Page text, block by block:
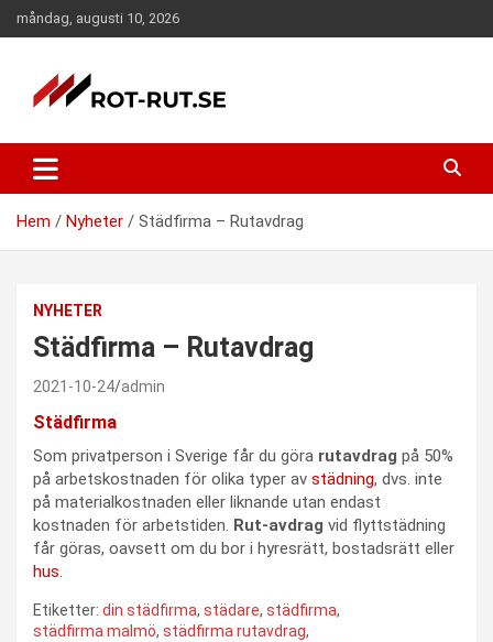
Hoppa
till
måndag, augusti 10, 2026
ROT-RUT portalen – Nyheter –
Hemdekor – ROT-RUT.se
ROT och RUT portalen. Här hittar ni information om ROT och
RUT samt företag som erbjuder tjänster inom ROT och RUT
avdraget.
Hem
Nyheter Städfirma – Rutavdrag
NYHETER
Städfirma – Rutavdrag
2021-10-24 admin
Städfirma
Som privatperson i Sverige får du göra rutavdrag på 50%
på arbetskostnaden för olika typer av städning, dvs. inte
på materialkostnaden eller liknande utan endast
kostnaden för arbetstiden. Rut-avdrag vid flyttstädning
får göras, oavsett om du bor i hyresrätt, bostadsrätt eller
hus.
Etiketter: din städfirma, städare, städfirma,
städfirma malmö, städfirma rutavdrag,